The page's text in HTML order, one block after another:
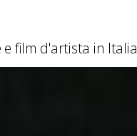
film d'artista in Italia